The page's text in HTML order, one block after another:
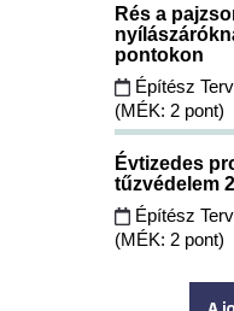
Rés a
pontokon
Építész
(MÉK: 2 pont)
Évtizedes
tűzvédelem
Építész
(MÉK: 2 pont)